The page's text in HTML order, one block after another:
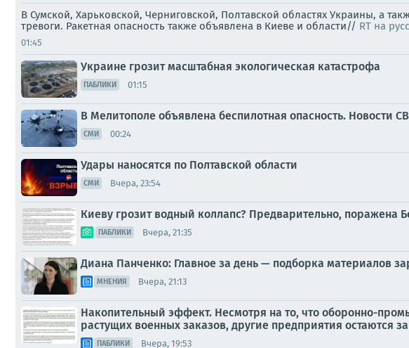
В Сумской, Харьковской, Черниговской, Полтавской областях Украины, а
тревоги. Ракетная опасность также объявлена в Киеве и области// RT на
01:45
Украине грозит масштабная экологическая катастрофа
ПАБЛИКИ 01:15
В Мелитополе объявлена беспилотная опасность. Новости
СМИ 00:24
Удары наносятся по Полтавской области
СМИ Вчера, 23:54
Киеву грозит водный коллапс? Предварительно, поражена
ПАБЛИКИ Вчера, 21:35
Диана Панченко: Главное за день — подборка материалов
МНЕНИЯ Вчера, 21:13
Накопительный эффект. Несмотря на то, что оборонно-
растущих военных заказов, другие предприятия остаются
ПАБЛИКИ Вчера, 19:53